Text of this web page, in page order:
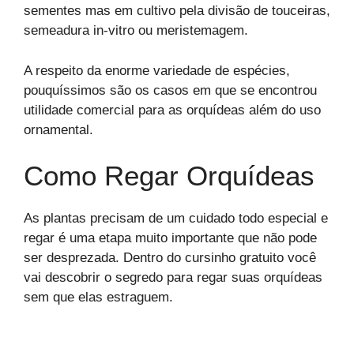
sementes mas em cultivo pela divisão de touceiras,
semeadura in-vitro ou meristemagem.
A respeito da enorme variedade de espécies,
pouquíssimos são os casos em que se encontrou
utilidade comercial para as orquídeas além do uso
ornamental.
Como Regar Orquídeas
As plantas precisam de um cuidado todo especial e
regar é uma etapa muito importante que não pode
ser desprezada. Dentro do cursinho gratuito você
vai descobrir o segredo para regar suas orquídeas
sem que elas estraguem.